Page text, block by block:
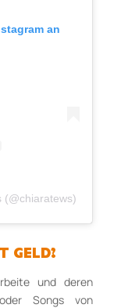
an
(@chiaratews)
GELD?
und deren
Songs von